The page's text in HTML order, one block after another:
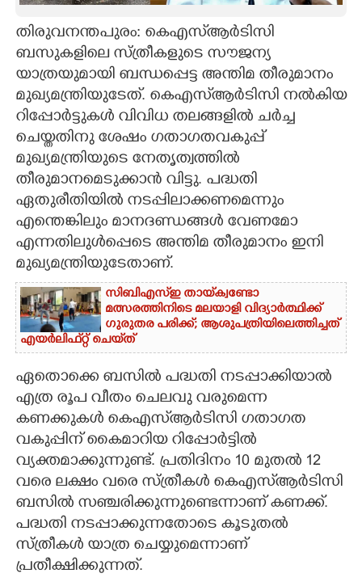
CARTOONS
LITERATURE
ZOOM
CONTACT US
തിരുവനന്തപുരം: കെഎസ്ആർടിസി
ബസുകളിലെ സ്ത്രീകളുടെ സൗജന്യ
യാത്രയുമായി ബന്ധപ്പെട്ട അന്തിമ തീരുമാനം
മുഖ്യമന്ത്രിയുടേത്. കെഎസ്ആർടിസി നൽകിയ
റിപ്പോർട്ടുകൾ വിവിധ തലങ്ങളിൽ ചർച്ച
ചെയ്തതിനു ശേഷം ഗതാഗതവകുപ്പ്
മുഖ്യമന്ത്രിയുടെ നേതൃത്വത്തിൽ
തീരുമാനമെടുക്കാൻ വിട്ടു. പദ്ധതി
ഏതുരീതിയിൽ നടപ്പിലാക്കണമെന്നും
എന്തെങ്കിലും മാനദണ്ഡങ്ങൾ വേണമോ
എന്നതിലുൾപ്പെടെ അന്തിമ തീരുമാനം ഇനി
മുഖ്യമന്ത്രിയുടേതാണ്.
സിബിഎസ്‌ഇ തായ്‌ക്വണ്ടോ
മത്സരത്തിനിടെ മലയാളി വിദ്യാർത്ഥിക്ക്
ഗുരുതര പരിക്ക്; ആശുപത്രിയിലെത്തിച്ചത്
എയ‌ർലിഫ്‌റ്റ് ചെയ്‌ത്
ഏതൊക്കെ ബസിൽ പദ്ധതി നടപ്പാക്കിയാൽ
എത്ര രൂപ വീതം ചെലവു വരുമെന്ന
കണക്കുകൾ കെഎസ്ആർടിസി ഗതാഗത
വകുപ്പിന് കൈമാറിയ റിപ്പോർട്ടിൽ
വ്യക്തമാക്കുന്നുണ്ട്. പ്രതിദിനം 10 മുതൽ 12
വരെ ലക്ഷം വരെ സ്ത്രീകൾ കെഎസ്ആർടിസി
ബസിൽ സഞ്ചരിക്കുന്നുണ്ടെന്നാണ് കണക്ക്.
പദ്ധതി നടപ്പാക്കുന്നതോടെ കൂടുതൽ
സ്ത്രീകൾ യാത്ര ചെയ്യുമെന്നാണ്
പ്രതീക്ഷിക്കുന്നത്.